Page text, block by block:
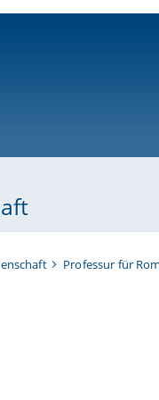
Professur für